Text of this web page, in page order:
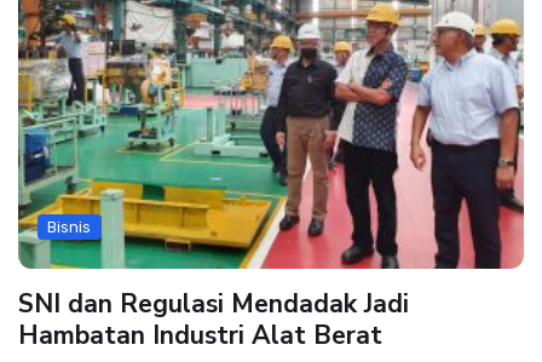
Bisnis
SNI dan Regulasi Mendadak Jadi
Hambatan Industri Alat Berat